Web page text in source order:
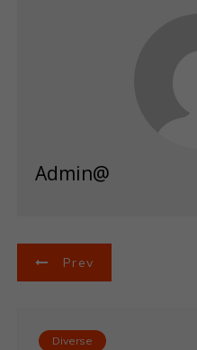
Admin@
N
Prev
Diverse